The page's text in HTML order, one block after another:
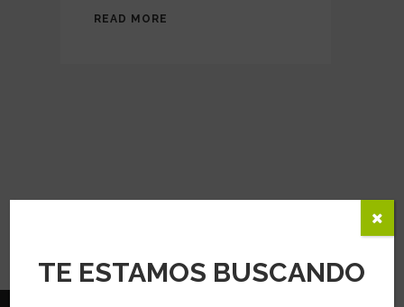
READ MORE
TE ESTAMOS BUSCANDO